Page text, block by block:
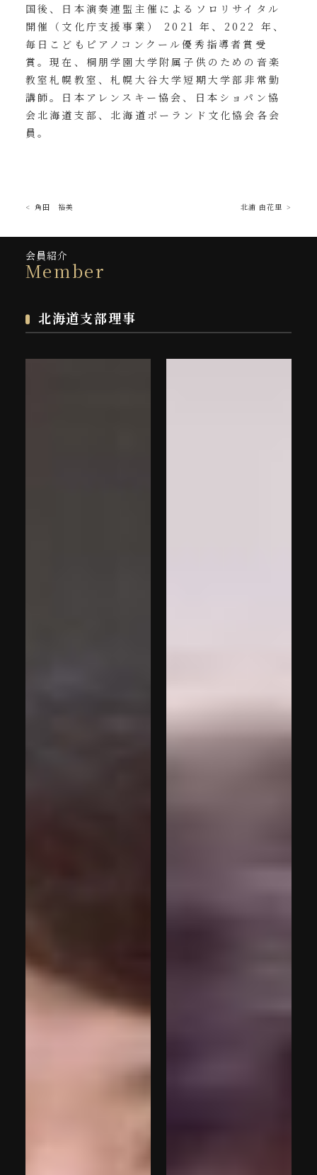
国後、日本演奏連盟主催によるソロリサイタル
開催（文化庁支援事業） 2021 年、2022 年、
毎日こどもピアノコンクール優秀指導者賞受
賞。現在、桐朋学園大学附属子供のための音楽
教室札幌教室、札幌大谷大学短期大学部非常勤
講師。日本アレンスキー協会、日本ショパン協
会北海道支部、北海道ポーランド文化協会各会
員。
角田 裕美 北浦 由花里
会員紹介
Member
北海道支部理事